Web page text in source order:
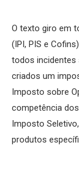
O texto giro em
(IPI, PIS e
todos incidentes
criados um
Imposto sobre
competência
Imposto
produtos